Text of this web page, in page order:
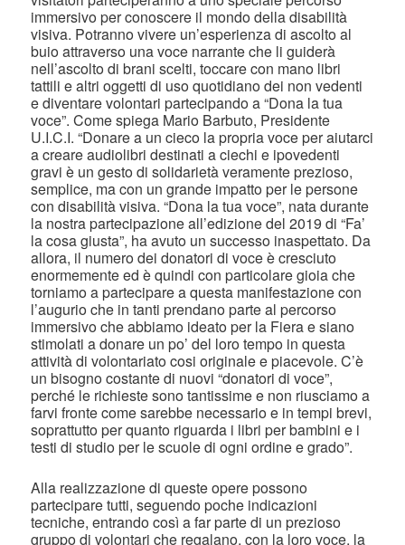
immersivo per conoscere il mondo della disabilità
visiva. Potranno vivere un’esperienza di ascolto al
buio attraverso una voce narrante che li guiderà
nell’ascolto di brani scelti, toccare con mano libri
tattili e altri oggetti di uso quotidiano dei non vedenti
e diventare volontari partecipando a “Dona la tua
voce”. Come spiega Mario Barbuto, Presidente
U.I.C.I. “Donare a un cieco la propria voce per aiutarci
a creare audiolibri destinati a ciechi e ipovedenti
gravi è un gesto di solidarietà veramente prezioso,
semplice, ma con un grande impatto per le persone
con disabilità visiva. “Dona la tua voce”, nata durante
la nostra partecipazione all’edizione del 2019 di “Fa’
la cosa giusta”, ha avuto un successo inaspettato. Da
allora, il numero dei donatori di voce è cresciuto
enormemente ed è quindi con particolare gioia che
torniamo a partecipare a questa manifestazione con
l’augurio che in tanti prendano parte al percorso
immersivo che abbiamo ideato per la Fiera e siano
stimolati a donare un po’ del loro tempo in questa
attività di volontariato cosi originale e piacevole. C’è
un bisogno costante di nuovi “donatori di voce”,
perché le richieste sono tantissime e non riusciamo a
farvi fronte come sarebbe necessario e in tempi brevi,
soprattutto per quanto riguarda i libri per bambini e i
testi di studio per le scuole di ogni ordine e grado”.
Alla realizzazione di queste opere possono
partecipare tutti, seguendo poche indicazioni
tecniche, entrando così a far parte di un prezioso
gruppo di volontari che regalano, con la loro voce, la